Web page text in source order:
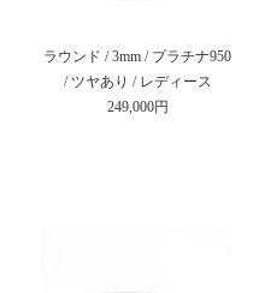
ラウンド / 3mm / プラチナ950
/ ツヤあり / レディース
249,000円